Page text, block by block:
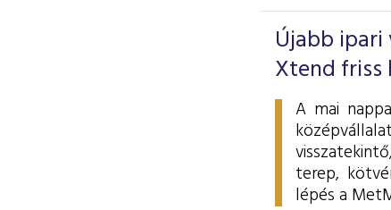
Újabb ipari
Xtend friss
A mai
terep,
lépés a